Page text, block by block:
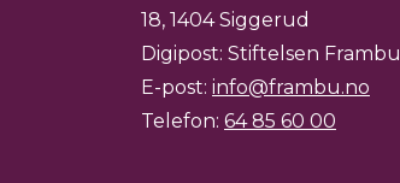
18, 1404 Siggerud
Digipost: Stiftelsen Frambu
E-post: info@frambu.no
Telefon: 64 85 60 00